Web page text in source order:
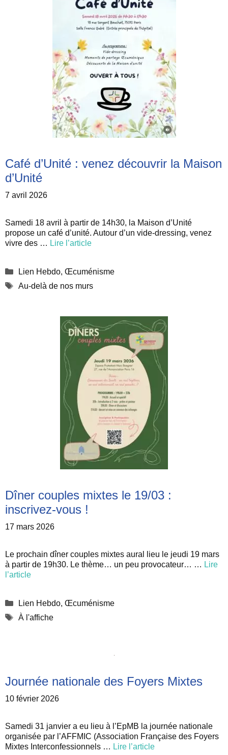
Café d’Unité : venez découvrir la Maison
d’Unité
7 avril 2026
Samedi 18 avril à partir de 14h30, la Maison d’Unité
propose un café d’unité. Autour d’un vide-dressing, venez
vivre des … Lire l’article
Catégories
Lien Hebdo, Œcuménisme
Étiquettes
Au-delà de nos murs
Dîner couples mixtes le 19/03 :
inscrivez-vous !
17 mars 2026
Le prochain dîner couples mixtes aural lieu le jeudi 19 mars
à partir de 19h30. Le thème… un peu provocateur… … Lire
l’article
Catégories
Lien Hebdo, Œcuménisme
Étiquettes
À l'affiche
Journée nationale des Foyers Mixtes
10 février 2026
Samedi 31 janvier a eu lieu à l’EpMB la journée nationale
organisée par l’AFFMIC (Association Française des Foyers
Mixtes Interconfessionnels … Lire l’article